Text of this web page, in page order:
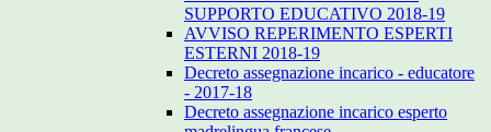
SUPPORTO EDUCATIVO 2018-19
AVVISO REPERIMENTO ESPERTI
ESTERNI 2018-19
Decreto assegnazione incarico - educatore
- 2017-18
Decreto assegnazione incarico esperto